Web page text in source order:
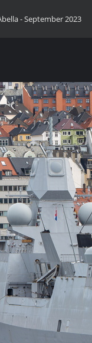
- September 2023